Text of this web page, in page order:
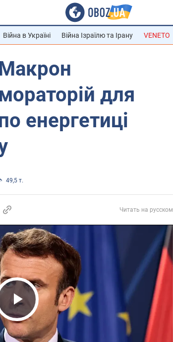
Війна в Україні Війна Ізраїлю та Ірану VENETO
для
енергетиці
49,5 т.
Читать на русском
Video